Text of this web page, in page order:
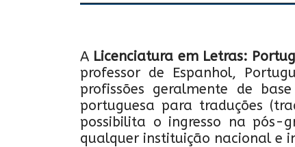
A Licenciatura em Letras:
professor de Espanhol,
profissões geralmente de
portuguesa para traduções
possibilita o ingresso na pós-
qualquer instituição nacional e